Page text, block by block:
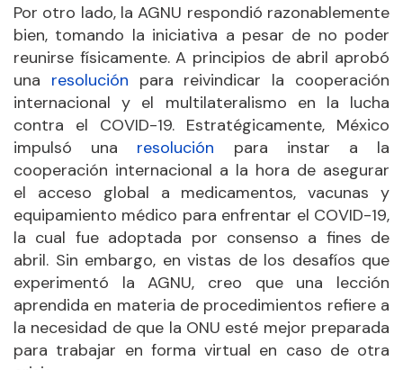
Por otro lado, la AGNU respondió razonablemente
bien, tomando la iniciativa a pesar de no poder
reunirse físicamente. A principios de abril aprobó
una resolución para reivindicar la cooperación
internacional y el multilateralismo en la lucha
contra el COVID-19. Estratégicamente, México
impulsó una resolución para instar a la
cooperación internacional a la hora de asegurar
el acceso global a medicamentos, vacunas y
equipamiento médico para enfrentar el COVID-19,
la cual fue adoptada por consenso a fines de
abril. Sin embargo, en vistas de los desafíos que
experimentó la AGNU, creo que una lección
aprendida en materia de procedimientos refiere a
la necesidad de que la ONU esté mejor preparada
para trabajar en forma virtual en caso de otra